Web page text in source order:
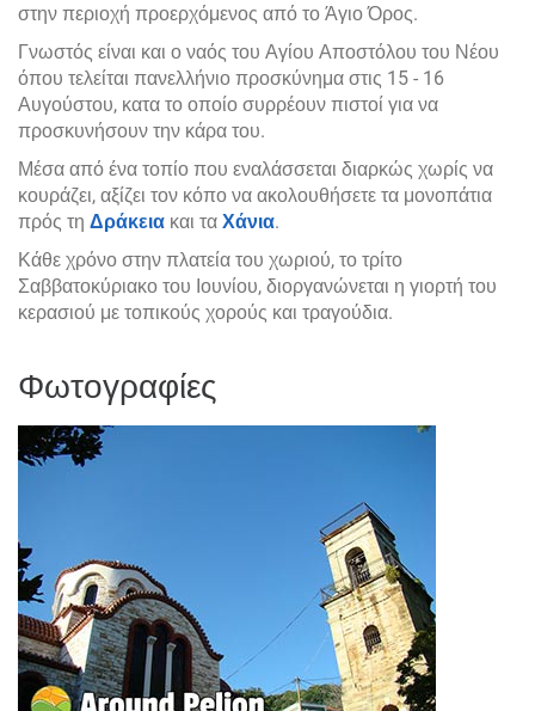
στην περιοχή προερχόμενος από το Άγιο Όρος.
Γνωστός είναι και ο ναός του Αγίου Αποστόλου του Νέου
όπου τελείται πανελλήνιο προσκύνημα στις 15 - 16
Αυγούστου, κατα το οποίο συρρέουν πιστοί για να
προσκυνήσουν την κάρα του.
Μέσα από ένα τοπίο που εναλάσσεται διαρκώς χωρίς να
κουράζει, αξίζει τον κόπο να ακολουθήσετε τα μονοπάτια
πρός τη Δράκεια και τα Χάνια.
Κάθε χρόνο στην πλατεία του χωριού, το τρίτο
Σαββατοκύριακο του Ιουνίου, διοργανώνεται η γιορτή του
κερασιού με τοπικούς χορούς και τραγούδια.
Φωτογραφίες